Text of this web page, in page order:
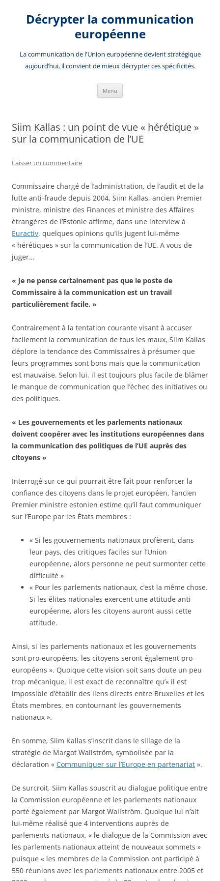
contenuDécrypter la communication
européenne
La communication de l'Union européenne devient stratégique
aujourd’hui, il convient de mieux décrypter ces spécificités.
Menu
Siim Kallas : un point de vue « hérétique »
sur la communication de l’UE
Laisser un commentaire
Commissaire chargé de l’administration, de l’audit et de la
lutte anti-fraude depuis 2004, Siim Kallas, ancien Premier
ministre, ministre des Finances et ministre des Affaires
étrangères de l’Estonie affirme, dans une interview à
Euractiv, quelques opinions qu’ils jugent lui-même
« hérétiques » sur la communication de l’UE. A vous de
juger…
« Je ne pense certainement pas que le poste de
Commissaire à la communication est un travail
particulièrement facile. »
Contrairement à la tentation courante visant à accuser
facilement la communication de tous les maux, Siim Kallas
déplore la tendance des Commissaires à présumer que
leurs programmes sont bons mais que la communication
est mauvaise. Selon lui, il est toujours plus facile de blâmer
le manque de communication que l’échec des initiatives ou
des politiques.
« Les gouvernements et les parlements nationaux
doivent coopérer avec les institutions européennes dans
la communication des politiques de l’UE auprès des
citoyens »
Interrogé sur ce qui pourrait être fait pour renforcer la
confiance des citoyens dans le projet européen, l’ancien
Premier ministre estonien estime qu’il faut communiquer
sur l’Europe par les États membres :
« Si les gouvernements nationaux profèrent, dans
leur pays, des critiques faciles sur l’Union
européenne, alors personne ne peut surmonter cette
difficulté »
« Pour les parlements nationaux, c’est la même chose.
Si les élites nationales exercent une attitude anti-
européenne, alors les citoyens auront aussi cette
attitude.
Ainsi, si les parlements nationaux et les gouvernements
sont pro-européens, les citoyens seront également pro-
européens ». Quoique cette vision soit sans doute un peu
trop mécanique, il est exact de reconnaître qu’« il est
impossible d’établir des liens directs entre Bruxelles et les
États membres, en contournant les gouvernements
nationaux ».
En somme, Siim Kallas s’inscrit dans le sillage de la
stratégie de Margot Wallström, symbolisée par la
déclaration « Communiquer sur l’Europe en partenariat ».
De surcroit, Siim Kallas souscrit au dialogue politique entre
la Commission européenne et les parlements nationaux
porté également par Margot Wallström. Quoique lui n’ait
lui-même réalisé que 4 interventions auprès de
parlements nationaux, « le dialogue de la Commission avec
les parlements nationaux atteint de nouveaux sommets »
puisque « les membres de la Commission ont participé à
550 réunions avec les parlements nationaux entre 2005 et